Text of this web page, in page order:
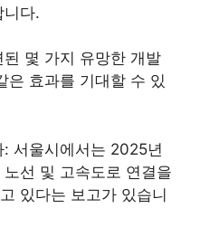
니다.
몇 가지 유망한 개발
은 효과를 기대할 수 있
서울시에서는 2025년
선 및 고속도로 연결을
있다는 보고가 있습니